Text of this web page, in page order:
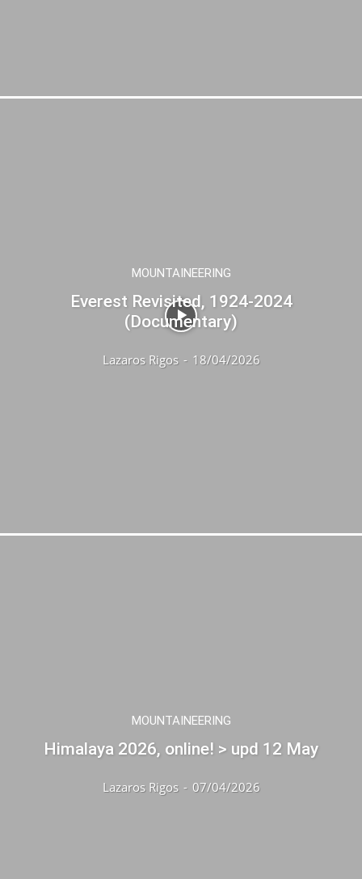
MOUNTAINEERING
Everest Revisited, 1924-2024
(Documentary)
Lazaros Rigos - 18/04/2026
MOUNTAINEERING
Himalaya 2026, online! > upd 12 May
Lazaros Rigos - 07/04/2026